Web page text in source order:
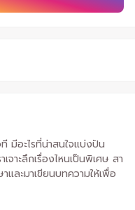
มีอะไรที่น่าสนใจแบ่งปัน
จาะลึกเรื่องไหนเป็นพิเศษ สา
และมาเขียนบทความให้เพื่อ